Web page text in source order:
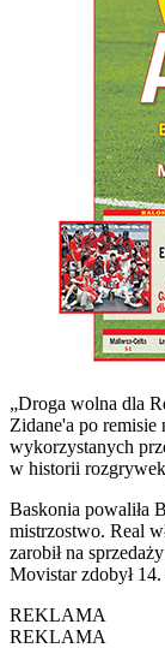
„Droga wolna dla
Zidane'a po
wykorzystanych
w historii
Baskonia powaliła
mistrzostwo. Real
zarobił na
Movistar zdobył
REKLAMA
REKLAMA